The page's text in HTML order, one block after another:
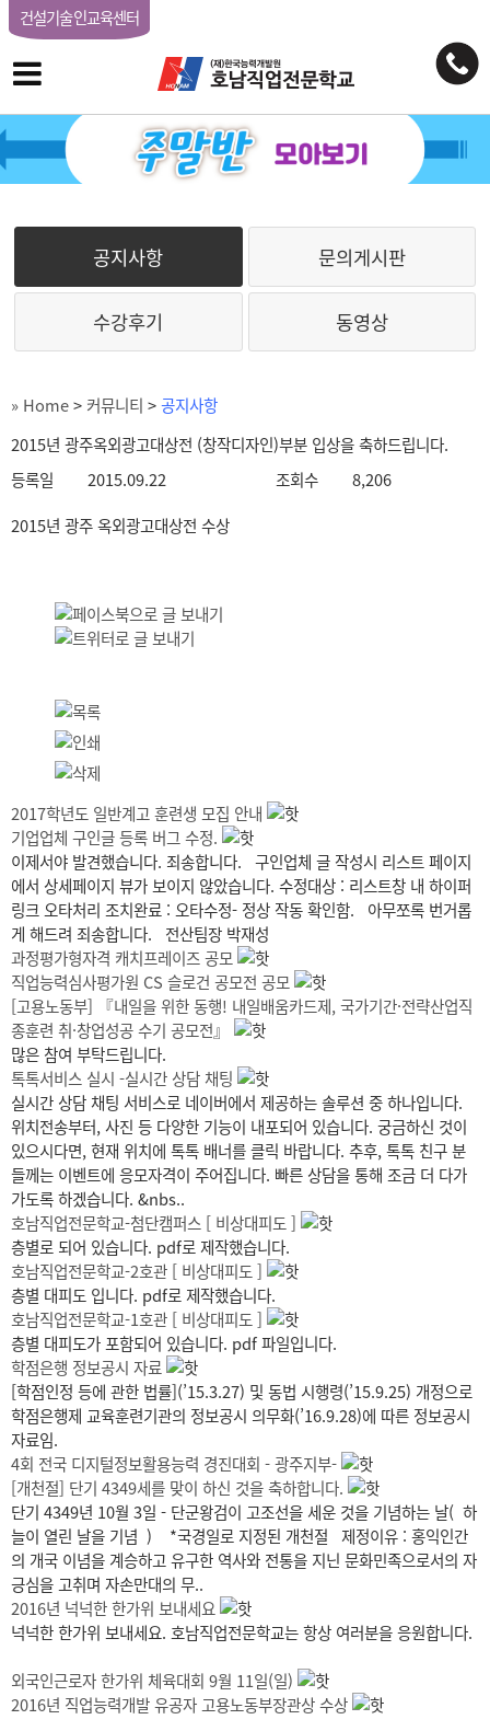
건설기술인교육센터
공지사항 문의게시판
수강후기 동영상
» Home> 커뮤니티 >공지사항
2015년 광주옥외광고대상전 (창작디자인)부분 입상을 축하드립니다.
등록일
2015.09.22 조회수
8,206
2015년 광주 옥외광고대상전 수상
2017학년도 일반계고 훈련생 모집 안내
기업업체 구인글 등록 버그 수정.
이제서야 발견했습니다. 죄송합니다. 구인업체 글 작성시 리스트 페이지
에서 상세페이지 뷰가 보이지 않았습니다. 수정대상 : 리스트창 내 하이퍼
링크 오타처리 조치완료 : 오타수정- 정상 작동 확인함. 아무쪼록 번거롭
게 해드려 죄송합니다. 전산팀장 박재성
과정평가형자격 캐치프레이즈 공모
직업능력심사평가원 CS 슬로건 공모전 공모
[고용노동부] 『내일을 위한 동행! 내일배움카드제, 국가기간·전략산업직
종훈련 취·창업성공 수기 공모전』
많은 참여 부탁드립니다.
톡톡서비스 실시 -실시간 상담 채팅
실시간 상담 채팅 서비스로 네이버에서 제공하는 솔루션 중 하나입니다.
위치전송부터, 사진 등 다양한 기능이 내포되어 있습니다. 궁금하신 것이
있으시다면, 현재 위치에 톡톡 배너를 클릭 바랍니다. 추후, 톡톡 친구 분
들께는 이벤트에 응모자격이 주어집니다. 빠른 상담을 통해 조금 더 다가
가도록 하겠습니다. &nbs..
호남직업전문학교-첨단캠퍼스 [ 비상대피도 ]
층별로 되어 있습니다. pdf로 제작했습니다.
호남직업전문학교-2호관 [ 비상대피도 ]
층별 대피도 입니다. pdf로 제작했습니다.
호남직업전문학교-1호관 [ 비상대피도 ]
층별 대피도가 포함되어 있습니다. pdf 파일입니다.
학점은행 정보공시 자료
[학점인정 등에 관한 법률](’15.3.27) 및 동법 시행령(’15.9.25) 개정으로
학점은행제 교육훈련기관의 정보공시 의무화(’16.9.28)에 따른 정보공시
자료임.
4회 전국 디지털정보활용능력 경진대회 - 광주지부-
[개천절] 단기 4349세를 맞이 하신 것을 축하합니다.
단기 4349년 10월 3일 - 단군왕검이 고조선을 세운 것을 기념하는 날( 하
늘이 열린 날을 기념 ) *국경일로 지정된 개천절 제정이유 : 홍익인간
의 개국 이념을 계승하고 유구한 역사와 전통을 지닌 문화민족으로서의 자
긍심을 고취며 자손만대의 무..
2016년 넉넉한 한가위 보내세요
넉넉한 한가위 보내세요. 호남직업전문학교는 항상 여러분을 응원합니다.
외국인근로자 한가위 체육대회 9월 11일(일)
2016년 직업능력개발 유공자 고용노동부장관상 수상